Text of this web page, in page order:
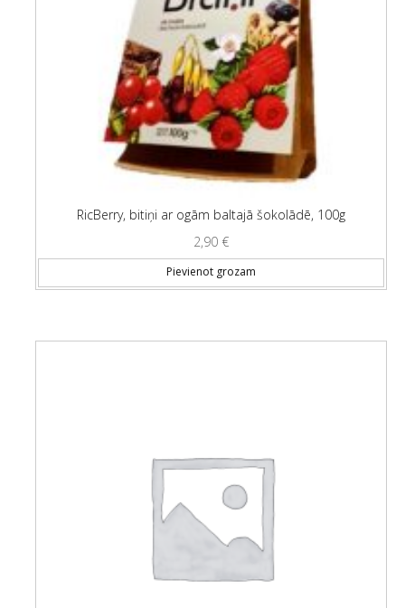
RicBerry, bitiņi ar ogām baltajā šokolādē, 100g
2,90 €
Pievienot grozam